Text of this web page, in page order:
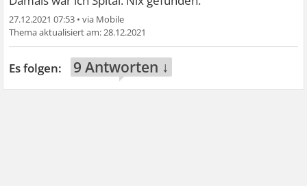
27.12.2021 07:53 •
28.12.2021
9 Antworten ↓